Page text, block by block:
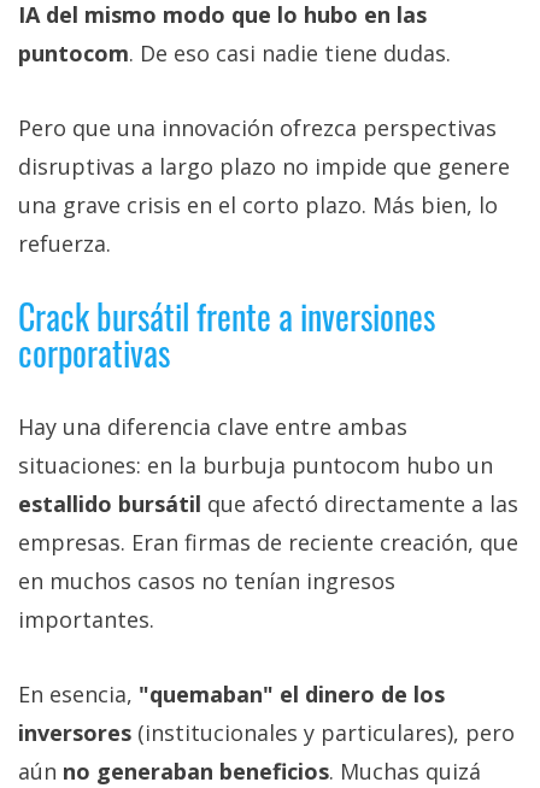
IA del mismo modo que lo hubo en las
puntocom. De eso casi nadie tiene dudas.
Pero que una innovación ofrezca perspectivas
disruptivas a largo plazo no impide que genere
una grave crisis en el corto plazo. Más bien, lo
refuerza.
Crack bursátil frente a inversiones
corporativas
Hay una diferencia clave entre ambas
situaciones: en la burbuja puntocom hubo un
estallido bursátil que afectó directamente a las
empresas. Eran firmas de reciente creación, que
en muchos casos no tenían ingresos
importantes.
En esencia, "quemaban" el dinero de los
inversores (institucionales y particulares), pero
aún no generaban beneficios. Muchas quizá